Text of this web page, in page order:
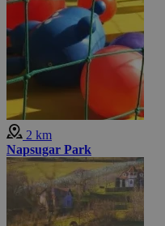
2 km
Napsugar Park